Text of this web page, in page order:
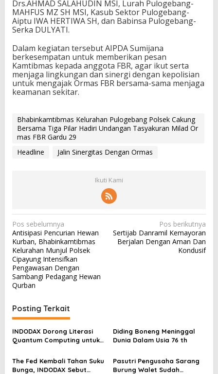
Drs.AHMAD SALAHUDIN MSI, Lurah Pulogebang-
MAHFUS MZ SH MSI, Kasub Sektor Pulogebang-
Aiptu IWA HERTIWA SH, dan Babinsa Pulogebang-
Serka DULYATI.
Dalam kegiatan tersebut AIPDA Sumijana
berkesempatan untuk memberikan pesan
Kamtibmas kepada anggota FBR, agar ikut serta
menjaga lingkungan dan sinergi dengan kepolisian
untuk mengajak Ormas FBR bersama-sama menjaga
keamanan sekitar.
Bhabinkamtibmas Kelurahan Pulogebang Polsek Cakung
Bersama Tiga Pilar Hadiri Undangan Tasyakuran Milad Or
mas FBR Gardu 29
Headline
Jalin Sinergitas Dengan Ormas
Ikuti Kami
N
a
v
i
g
a
s
i
p
o
s
Pos sebelumnya
Antisipasi Pencurian Hewan
Kurban, Bhabinkamtibmas
Kelurahan Munjul Polsek
Cipayung Intensifkan
Pengawasan Dengan
Sambangi Pedagang Hewan
Qurban
Pos berikutnya
Sertijab Danramil Kemayoran
Berjalan Dengan Aman Dan
Kondusif
Posting Terkait
INDODAX Dorong Literasi
Quantum Computing untuk
Blockchain
Diding Boneng Meninggal
Dunia Dalam Usia 76 th
The Fed Kembali Tahan Suku
Bunga, INDODAX Sebut
Pasutri Pengusaha Sarang
Burung Walet Sudah